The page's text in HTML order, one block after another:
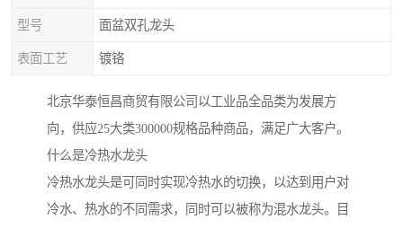
型号 面盆双孔龙头
表面工艺 镀铬
北京华泰恒昌商贸有限公司以工业品全品类为发展方
向，供应25大类300000规格品种商品，满足广大客户。
什么是冷热水龙头
冷热水龙头是可同时实现冷热水的切换，以达到用户对
冷水、热水的不同需求，同时可以被称为混水龙头。目